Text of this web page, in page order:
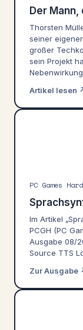
Der
Thorsten
seiner
großer
sein Projekt
Artikel lesen
PC Games
Im Artikel
PCGH (PC
Ausgabe 08/
Source TTS
Zur Ausgabe